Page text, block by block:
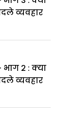
व्यवहार
भाग 2 : क्या
व्यवहार